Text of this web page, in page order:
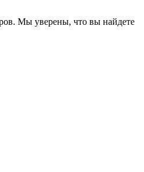
Мы уверены, что вы найдете